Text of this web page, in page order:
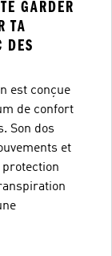
GARDER
TA
DES
est conçue
de confort
Son dos
et
protection